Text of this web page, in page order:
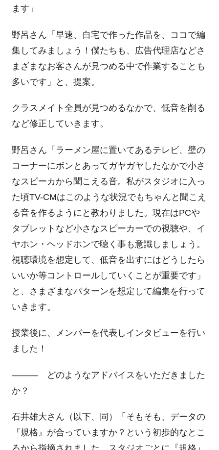
ます」
野呂さん「早速、自宅で作った作品を、ココで編
集してみましょう！僕たちも、広告代理店などさ
まざまなお客さんが見つめる中で作業することも
多いです」と、提案。
クラスメイト全員が見つめるなかで、低音を削る
など修正していきます。
野呂さん「ラーメン屋に置いてあるテレビ、壁の
コーナーにボンとあってガヤガヤしたなかで小さ
なスピーカから聞こえる音。私がスタジオに入っ
た頃TV-CMはこのような状況でもちゃんと聞こえ
る音を作るようにと教わりました。現在はPCや
タブレットなど小さなスピーカーでの視聴や、イ
ヤホン・ヘッドホンで聴く事も意識しましょう。
視聴環境を想定して、低音を出すにはどうしたら
いいか等コントロールしていくことが重要です」
と、さまざまなパターンを想定して編集を行って
いきます。
授業後に、メンバーを代表しインタビューを行い
ました！
―――どのようなアドバイスをいただきました
か？
石井雄大さん（以下、同）「そもそも、データの
『規格』が合っていますか？という初歩的なとこ